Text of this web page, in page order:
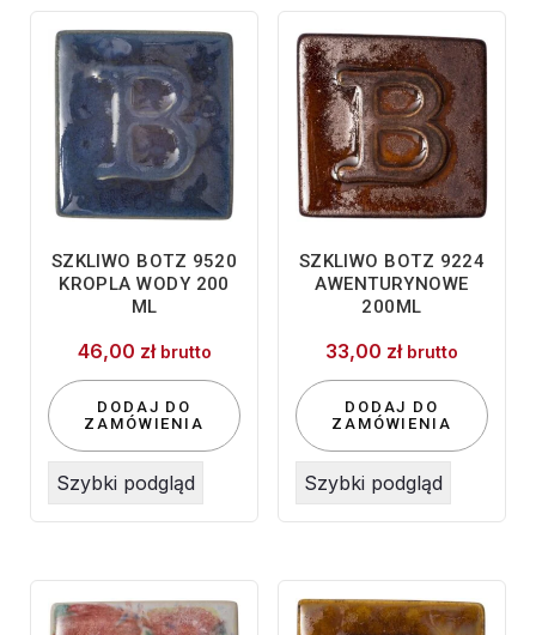
SZKLIWO BOTZ 9520
KROPLA WODY 200
ML
46,00 zł brutto
DODAJ DO
ZAMÓWIENIA
Szybki podgląd
SZKLIWO BOTZ 9224
AWENTURYNOWE
200ML
33,00 zł brutto
DODAJ DO
ZAMÓWIENIA
Szybki podgląd